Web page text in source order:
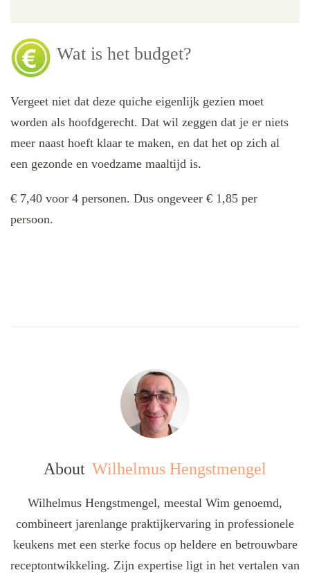
Wat is het budget?
Vergeet niet dat deze quiche eigenlijk gezien moet
worden als hoofdgerecht. Dat wil zeggen dat je er niets
meer naast hoeft klaar te maken, en dat het op zich al
een gezonde en voedzame maaltijd is.
€ 7,40 voor 4 personen. Dus ongeveer € 1,85 per
persoon.
About Wilhelmus Hengstmengel
Wilhelmus Hengstmengel, meestal Wim genoemd,
combineert jarenlange praktijkervaring in professionele
keukens met een sterke focus op heldere en betrouwbare
receptontwikkeling. Zijn expertise ligt in het vertalen van